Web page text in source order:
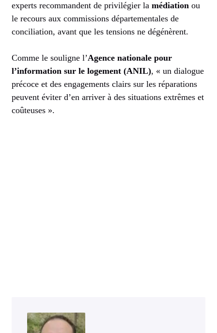
experts recommandent de privilégier la médiation ou
le recours aux commissions départementales de
conciliation, avant que les tensions ne dégénèrent.
Comme le souligne l’Agence nationale pour
l’information sur le logement (ANIL), « un dialogue
précoce et des engagements clairs sur les réparations
peuvent éviter d’en arriver à des situations extrêmes et
coûteuses ».